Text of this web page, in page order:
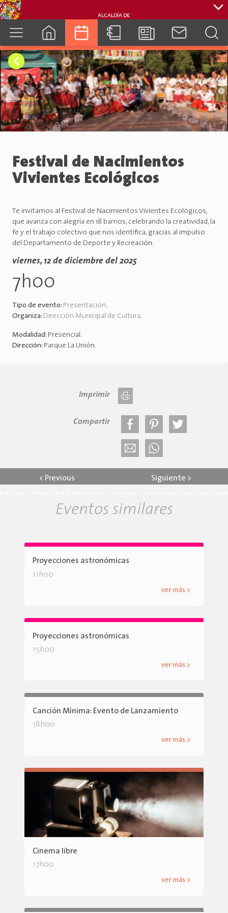
cuenca.gob.ec
Festival de Nacimientos
Vivientes Ecológicos
Te invitamos al Festival de Nacimientos Vivientes Ecológicos,
que avanza con alegría en 18 barrios, celebrando la creatividad, la
fe y el trabajo colectivo que nos identifica, gracias al impulso
del Departamento de Deporte y Recreación.
viernes, 12 de diciembre del 2025
7h00
Tipo de evento: Presentación.
Organiza: Dirección Municipal de Cultura.
Modalidad: Presencial.
Dirección: Parque La Unión.
Imprimir
Compartir
< Previous Siguiente >
Eventos similares
Proyecciones astronómicas
11h00
ver más >
Proyecciones astronómicas
15h00
ver más >
Canción Mínima: Evento de Lanzamiento
18h00
ver más >
Cinema libre
17h00
ver más >